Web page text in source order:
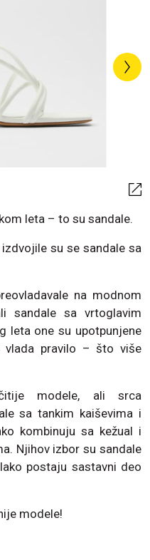
leta – to su sandale.
su se sandale sa
na modnom
sandale sa vrtoglavim
leta one su upotpunjene
vlada pravilo – što više
modele, ali srca
sa tankim kaiševima i
kombinuju sa kežual i
Njihov izbor su sandale
postaju sastavni deo
modele!